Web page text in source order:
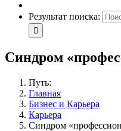
Результат поиска:
Синдром
Путь:
Главная
Бизнес и Карьера
Карьера
Синдром